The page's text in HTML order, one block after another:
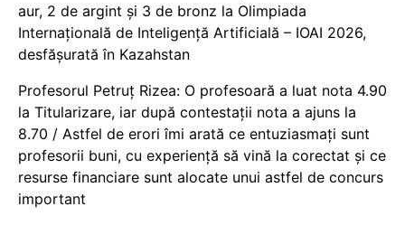
aur, 2 de argint și 3 de bronz la Olimpiada
Internațională de Inteligență Artificială – IOAI 2026,
desfășurată în Kazahstan
Profesorul Petruț Rizea: O profesoară a luat nota 4.90
la Titularizare, iar după contestații nota a ajuns la
8.70 / Astfel de erori îmi arată ce entuziasmați sunt
profesorii buni, cu experiență să vină la corectat și ce
resurse financiare sunt alocate unui astfel de concurs
important